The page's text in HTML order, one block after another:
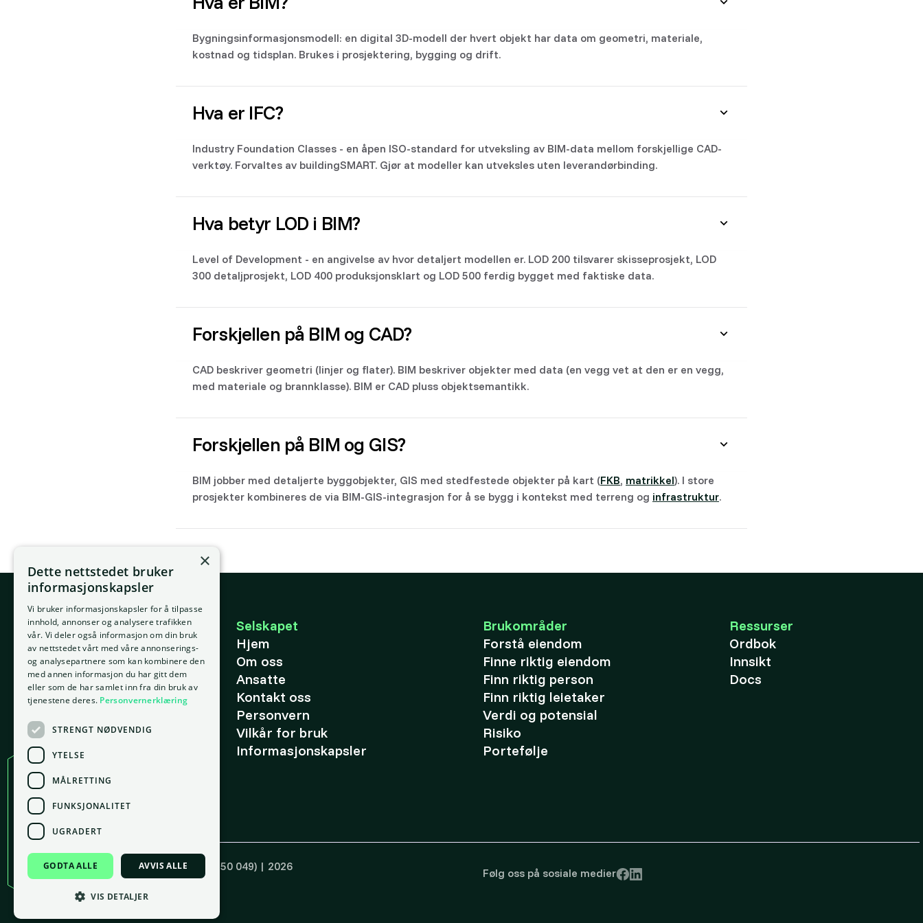
Bygningsinformasjonsmodell: en digital 3D-modell der hvert objekt har data om geometri, materiale,
kostnad og tidsplan. Brukes i prosjektering, bygging og drift.
Hva er IFC?
Industry Foundation Classes - en åpen ISO-standard for utveksling av BIM-data mellom forskjellige CAD-
verktøy. Forvaltes av buildingSMART. Gjør at modeller kan utveksles uten leverandørbinding.
Hva betyr LOD i BIM?
Level of Development - en angivelse av hvor detaljert modellen er. LOD 200 tilsvarer skisseprosjekt, LOD
300 detaljprosjekt, LOD 400 produksjonsklart og LOD 500 ferdig bygget med faktiske data.
Forskjellen på BIM og CAD?
CAD beskriver geometri (linjer og flater). BIM beskriver objekter med data (en vegg vet at den er en vegg,
med materiale og brannklasse). BIM er CAD pluss objektsemantikk.
Forskjellen på BIM og GIS?
BIM jobber med detaljerte byggobjekter, GIS med stedfestede objekter på kart (FKB, matrikkel). I store
prosjekter kombineres de via BIM-GIS-integrasjon for å se bygg i kontekst med terreng og infrastruktur.
E-post
support@placepoint.no
Selskapet
Hjem
Om oss
Ansatte
Kontakt oss
Personvern
Vilkår for bruk
Informasjonskapsler
Brukområder
Forstå eiendom
Finne riktig eiendom
Finn riktig person
Finn riktig leietaker
Verdi og potensial
Risiko
Portefølje
Ressurser
Ordbok
Innsikt
Docs
Oslo
Tordenskiolds gate 2, 0160 Oslo
Copyright © Placepoint AS (921 550 049) | 2026
Laget med 💚 avBox.no Følg oss på sosiale medier
×
Dette nettstedet bruker
informasjonskapsler
Vi bruker informasjonskapsler for å tilpasse
innhold, annonser og analysere trafikken
vår. Vi deler også informasjon om din bruk
av nettstedet vårt med våre annonserings-
og analysepartnere som kan kombinere den
med annen informasjon du har gitt dem
eller som de har samlet inn fra din bruk av
tjenestene deres. Personvernerklæring
STRENGT NØDVENDIG
YTELSE
MÅLRETTING
FUNKSJONALITET
UGRADERT
GODTA ALLE AVVIS ALLE
VIS DETALJER